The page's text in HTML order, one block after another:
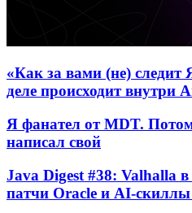
«Как за вами (не) следит
деле происходит внутри
Я фанател от MDT.
написал свой
Java Digest #38: Valhalla
патчи Oracle и AI-